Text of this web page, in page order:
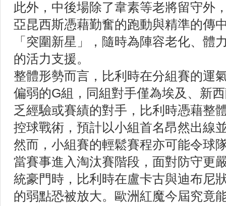
此外，中後場除了韋素等老將留守外
亞昆西斯憑藉勤奮的跑動與精準的傳
「突圍新星」，隨時為陣容老化、體
的活力支援。
整體形勢而言，比利時在分組賽的運
偏弱的G組，同組對手僅為埃及、新
乏經驗或賽績的對手，比利時憑藉整
控球戰術，預計以小組首名昂然出線
然而，小組賽的輕鬆賽程亦可能令球
當賽事進入淘汰賽階段，面對防守更
統豪門時，比利時在盧卡古與迪布尼
的弱點恐被放大。歐洲紅魔今屆究竟